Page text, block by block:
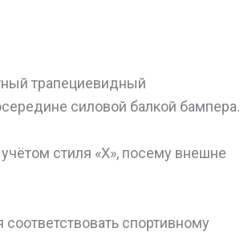
трапециевидный
силовой балкой бампера.
стиля «Х», посему внешне
спортивному